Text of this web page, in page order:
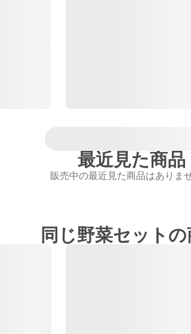
最近見た商品
販売中の最近見た商品はありませ
同じ野菜セットの